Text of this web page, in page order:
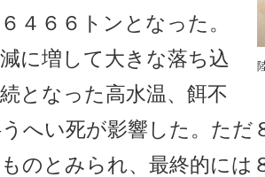
４６６トンとなった。
に増して大きな落ち込
となった高水温、餌不
へい死が影響した。ただ
のとみられ、最終的には